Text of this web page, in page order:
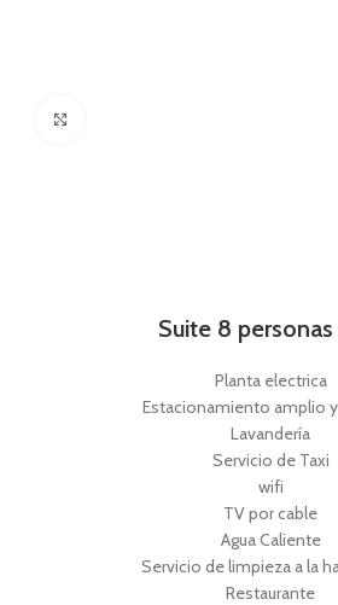
Suite 8
Planta electrica
Estacionamiento amplio
Lavandería
Servicio de Taxi
wifi
TV por cable
Agua Caliente
Servicio de limpieza a la
Restaurante